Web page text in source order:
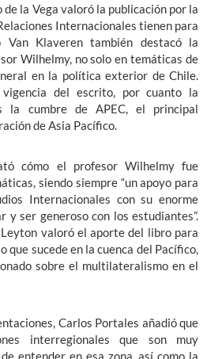
la Vega valoró la publicación por la
Internacionales tienen para
Klaveren también destacó la
Wilhelmy, no solo en temáticas de
en la política exterior de Chile.
vigencia del escrito, por cuanto la
la cumbre de APEC, el principal
de Asia Pacífico.
cómo el profesor Wilhelmy fue
siendo siempre “un apoyo para
Internacionales con su enorme
y ser generoso con los estudiantes”.
valoró el aporte del libro para
que sucede en la cuenca del Pacífico,
sobre el multilateralismo en el
Carlos Portales añadió que
interregionales que son muy
entender en esa zona, así como la